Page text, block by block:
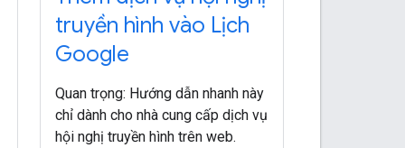
truyền hình vào Lịch
Google
Quan trọng: Hướng dẫn nhanh này
chỉ dành cho nhà cung cấp dịch vụ
hội nghị truyền hình trên web.